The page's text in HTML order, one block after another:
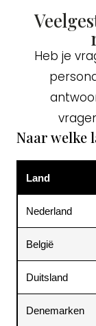
Heb je
Naar welke
Land
Nederland
België
Duitsland
Denemarken